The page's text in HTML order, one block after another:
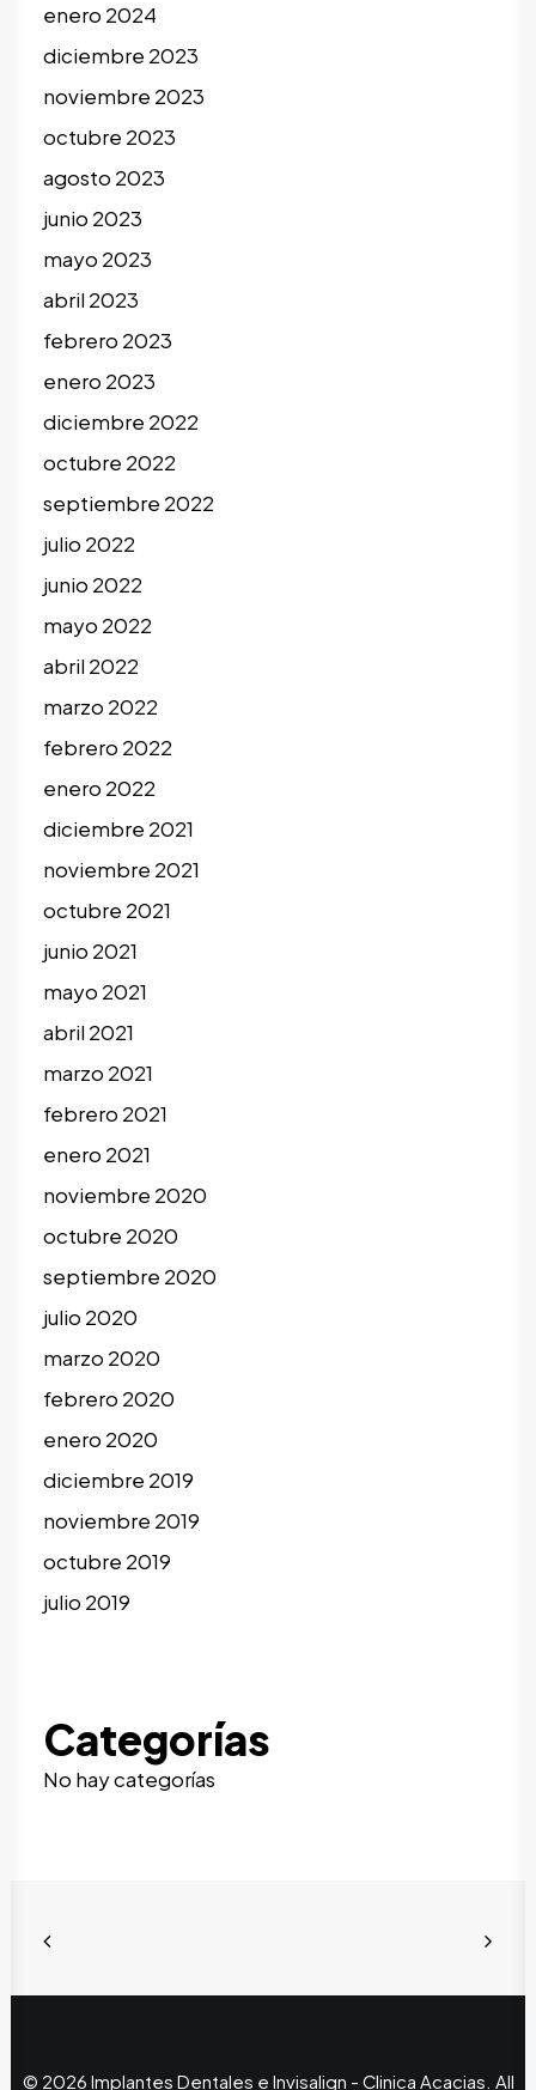
enero 2024
diciembre 2023
noviembre 2023
octubre 2023
agosto 2023
junio 2023
mayo 2023
abril 2023
febrero 2023
enero 2023
diciembre 2022
octubre 2022
septiembre 2022
julio 2022
junio 2022
mayo 2022
abril 2022
marzo 2022
febrero 2022
enero 2022
diciembre 2021
noviembre 2021
octubre 2021
junio 2021
mayo 2021
abril 2021
marzo 2021
febrero 2021
enero 2021
noviembre 2020
octubre 2020
septiembre 2020
julio 2020
marzo 2020
febrero 2020
enero 2020
diciembre 2019
noviembre 2019
octubre 2019
julio 2019
Categorías
No hay categorías
© 2026 Implantes Dentales e Invisalign - Clinica Acacias. All